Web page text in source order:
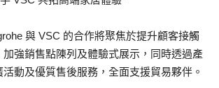
與 VSC 的合作將聚焦於提升顧客接觸
強銷售點陳列及體驗式展示，同時透過產
動及優質售後服務，全面支援貿易夥伴。